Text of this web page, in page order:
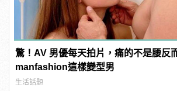
驚！AV 男優每天拍片，痛的不是腰反
manfashion這樣變型男
生活話題